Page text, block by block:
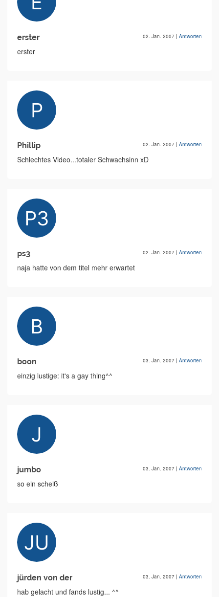
erster 02. Jan. 2007 | Antworten
erster
Phillip 02. Jan. 2007 | Antworten
Schlechtes Video...totaler Schwachsinn xD
ps3 02. Jan. 2007 | Antworten
naja hatte von dem titel mehr erwartet
boon 03. Jan. 2007 | Antworten
einzig lustige: it's a gay thing^^
jumbo 03. Jan. 2007 | Antworten
so ein scheiß
jürden von der 03. Jan. 2007 | Antworten
hab gelacht und fands lustig... ^^